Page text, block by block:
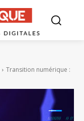
Transition numérique :